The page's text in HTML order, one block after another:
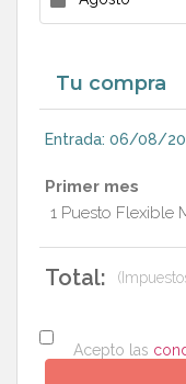
Tu compra
Entrada: 06/08/
Primer mes
1 Puesto Flexible
Total:
Acepto las